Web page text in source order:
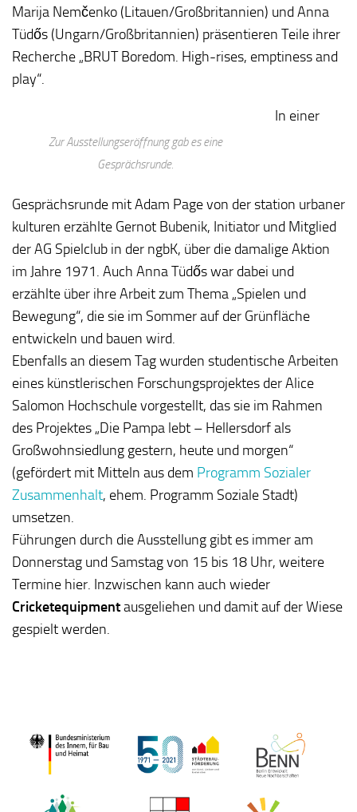
Marija Nemčenko (Litauen/Großbritannien) und Anna
Tüdős (Ungarn/Großbritannien) präsentieren Teile ihrer
Recherche „BRUT Boredom. High-rises, emptiness and
play“.
Zur Ausstellungseröffnung gab es eine
Gesprächsrunde.
In einer
Gesprächsrunde mit Adam Page von der station urbaner
kulturen erzählte Gernot Bubenik, Initiator und Mitglied
der AG Spielclub in der ngbK, über die damalige Aktion
im Jahre 1971. Auch Anna Tüdős war dabei und
erzählte über ihre Arbeit zum Thema „Spielen und
Bewegung“, die sie im Sommer auf der Grünfläche
entwickeln und bauen wird.
Ebenfalls an diesem Tag wurden studentische Arbeiten
eines künstlerischen Forschungsprojektes der Alice
Salomon Hochschule vorgestellt, das sie im Rahmen
des Projektes „Die Pampa lebt – Hellersdorf als
Großwohnsiedlung gestern, heute und morgen“
(gefördert mit Mitteln aus dem Programm Sozialer
Zusammenhalt, ehem. Programm Soziale Stadt)
umsetzen.
Führungen durch die Ausstellung gibt es immer am
Donnerstag und Samstag von 15 bis 18 Uhr, weitere
Termine hier. Inzwischen kann auch wieder
Cricketequipmentausgeliehen und damit auf der Wiese
gespielt werden.